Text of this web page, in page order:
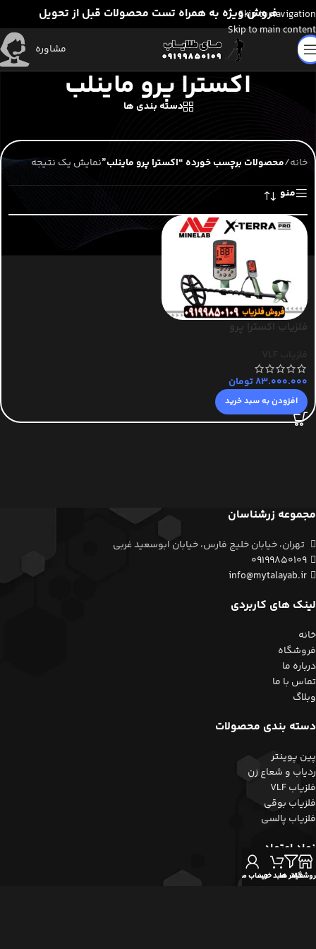
Skip to navigation
Skip to main content
فروش ویژه به همراه تست محصولات قبل از تحویل
مشاوره
اکسترا پرو ماینلب
دسته بندی ها
خانه/محصولات برچسب خورده “اکسترا پرو ماینلب”نمایش یک نتیجه
منو
فلزیاب اکسترا پرو
فلزیاب VLF
83.000.000تومان
افزودن به سبد خرید
مجموعه زرشناسان
تهران، خیابان خلیج فارس، خیابان ابوسعید غربی
09199850109
info@mytalayab.ir
لینک های کاربردی
خانه
فروشگاه
درباره ما
تماس با ما
وبلاگ
دسته بندی محصولات
پین پوینتر
ردیاب و شعاع زن
فلزیاب VLF
فلزیاب بوقی
فلزیاب پالسی
نماد اعتماد
فیلتر هاسبد خریدحساب من